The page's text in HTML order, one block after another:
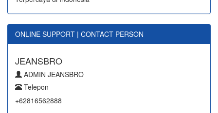
ONLINE SUPPORT | CONTACT PERSON
JEANSBRO
ADMIN JEANSBRO
Telepon
+62816562888